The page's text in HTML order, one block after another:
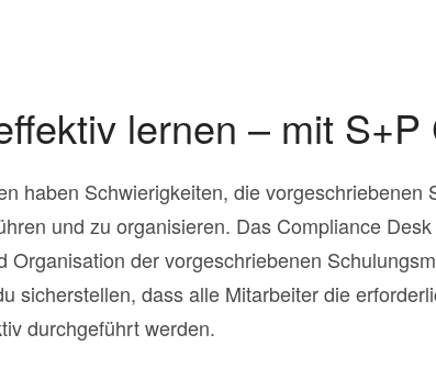
lernen – mit
haben Schwierigkeiten, die vorgeschriebenen
und zu organisieren. Das Compliance
Organisation der vorgeschriebenen
sicherstellen, dass alle Mitarbeiter die
durchgeführt werden.